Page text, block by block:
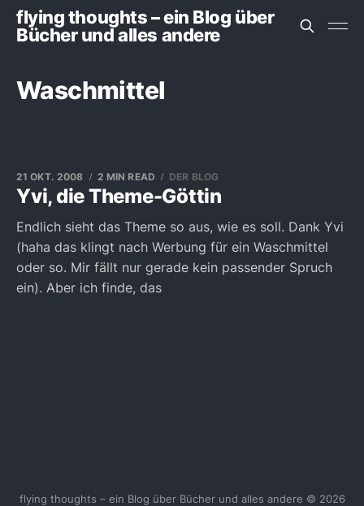
flying thoughts – ein Blog über
Bücher und alles andere
Waschmittel
Yvi, die Theme-Göttin
21 OKT. 2008 2 MIN READ DER BLOG
Endlich sieht das Theme so aus, wie es soll. Dank Yvi
(haha das klingt nach Werbung für ein Waschmittel
oder so. Mir fällt nur gerade kein passender Spruch
ein). Aber ich finde, das
flying thoughts – ein Blog über Bücher und alles andere © 2026